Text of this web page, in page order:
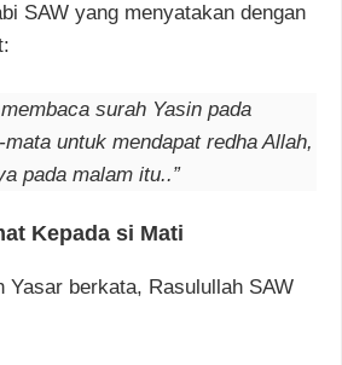
SAW yang menyatakan dengan
surah Yasin pada
untuk mendapat redha Allah,
pada malam itu..”
Kepada si Mati
Yasar berkata, Rasulullah SAW